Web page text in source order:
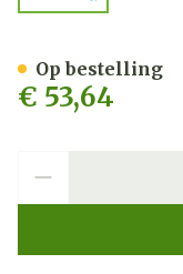
€ 53,64
Op bestelling